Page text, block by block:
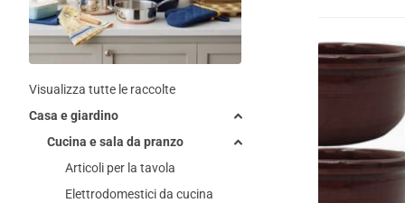
Visualizza tutte le raccolte
Casa e giardino
Cucina e sala da pranzo
Articoli per la tavola
Elettrodomestici da cucina